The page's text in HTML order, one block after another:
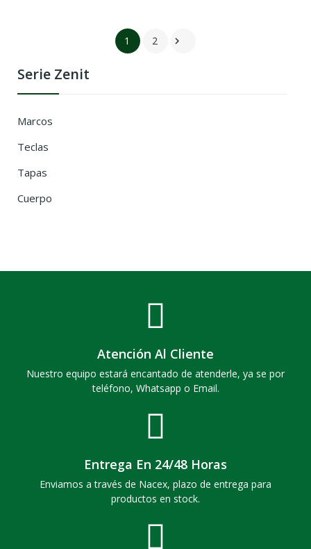
Serie Zenit
Marcos
Teclas
Tapas
Cuerpo
1 2 
Atención Al Cliente
Nuestro equipo estará encantado de atenderle, ya se por
teléfono, Whatsapp o Email.
Entrega En 24/48 Horas
Enviamos a través de Nacex, plazo de entrega para
productos en stock.